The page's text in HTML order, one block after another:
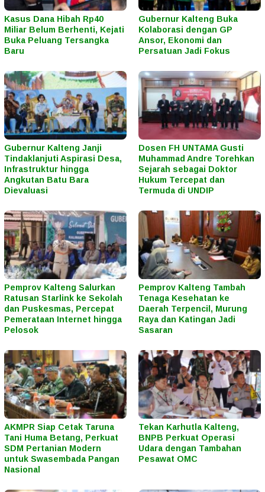
Kasus Dana Hibah Rp40
Miliar Belum Berhenti, Kejati
Buka Peluang Tersangka
Baru
Gubernur Kalteng Buka
Kolaborasi dengan GP
Ansor, Ekonomi dan
Persatuan Jadi Fokus
Gubernur Kalteng Janji
Tindaklanjuti Aspirasi Desa,
Infrastruktur hingga
Angkutan Batu Bara
Dievaluasi
Dosen FH UNTAMA Gusti
Muhammad Andre Torehkan
Sejarah sebagai Doktor
Hukum Tercepat dan
Termuda di UNDIP
Pemprov Kalteng Salurkan
Ratusan Starlink ke Sekolah
dan Puskesmas, Percepat
Pemerataan Internet hingga
Pelosok
Pemprov Kalteng Tambah
Tenaga Kesehatan ke
Daerah Terpencil, Murung
Raya dan Katingan Jadi
Sasaran
AKMPR Siap Cetak Taruna
Tani Huma Betang, Perkuat
SDM Pertanian Modern
untuk Swasembada Pangan
Nasional
Tekan Karhutla Kalteng,
BNPB Perkuat Operasi
Udara dengan Tambahan
Pesawat OMC